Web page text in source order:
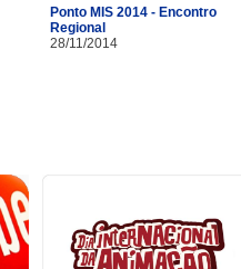
Ponto MIS 2014 - Encontro
Regional
28/11/2014